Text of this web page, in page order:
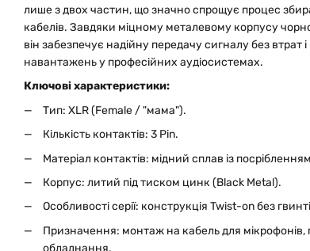
лише з двох частин, що значно спрощує процес
кабелів. Завдяки міцному металевому корпусу
він забезпечує надійну передачу сигналу без втрат
навантажень у професійних аудіосистемах.
Ключові характеристики:
Тип: XLR (Female / "мама").
Кількість контактів: 3 Pin.
Матеріал контактів: мідний сплав із
Корпус: литий під тиском цинк (Black Metal).
Особливості серії: конструкція Twist-on без
Призначення: монтаж на кабель для мікрофонів,
обладнання.